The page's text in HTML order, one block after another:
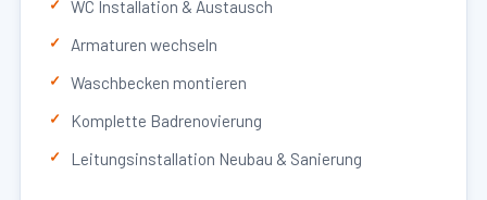
WC Installation & Austausch
Armaturen wechseln
Waschbecken montieren
Komplette Badrenovierung
Leitungsinstallation Neubau & Sanierung